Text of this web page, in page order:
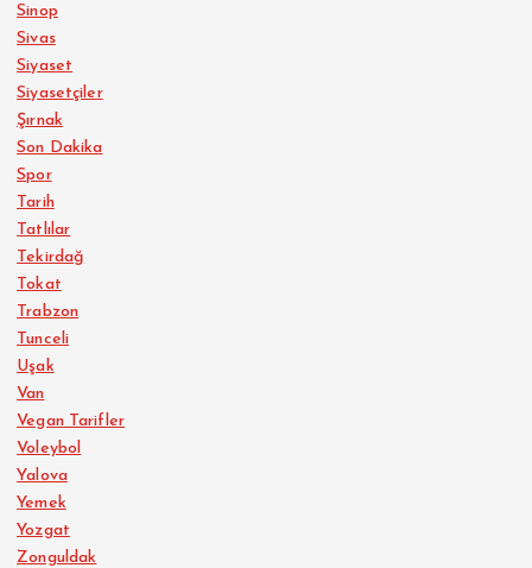
Sinop
Sivas
Siyaset
Siyasetçiler
Şırnak
Son Dakika
Spor
Tarih
Tatlılar
Tekirdağ
Tokat
Trabzon
Tunceli
Uşak
Van
Vegan Tarifler
Voleybol
Yalova
Yemek
Yozgat
Zonguldak